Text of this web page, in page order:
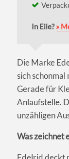
In Eile?»
Die Marke
sich
Gerade für
Anlaufstelle.
unzähligen
Was zeichnet